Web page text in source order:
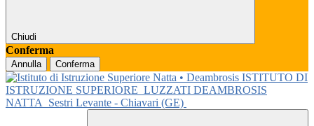
Chiudi
Conferma
Annulla Conferma
ISTITUTO DI
ISTRUZIONE SUPERIORE LUZZATI DEAMBROSIS
NATTA
Sestri Levante - Chiavari (GE)